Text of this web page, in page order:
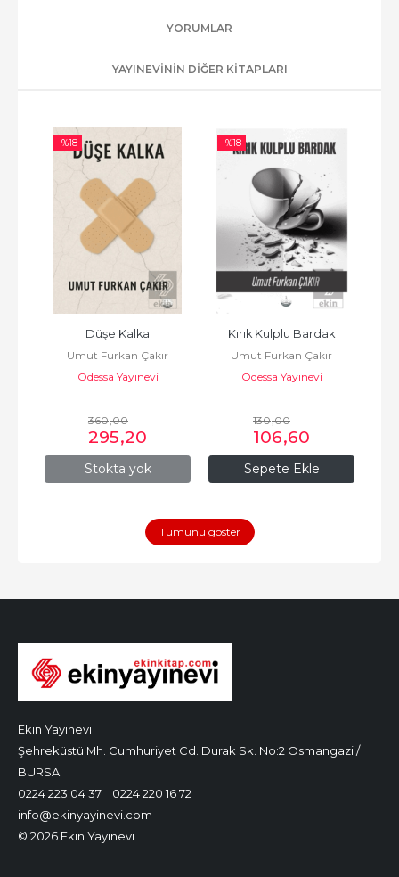
YORUMLAR
YAYINEVININ DIĞER KITAPLARI
-%18
Stokta yok
Düşe Kalka
Umut Furkan Çakır
Odessa Yayınevi
360,00
295,20
-%18
Sepete Ekle
Kırık Kulplu Bardak
Umut Furkan Çakır
Odessa Yayınevi
130,00
106,60
Tümünü göster
Ekin Yayınevi
Şehreküstü Mh. Cumhuriyet Cd. Durak Sk. No:2 Osmangazi /
BURSA
0224 223 04 37
0224 220 16 72
info@ekinyayinevi.com
© 2026 Ekin Yayınevi